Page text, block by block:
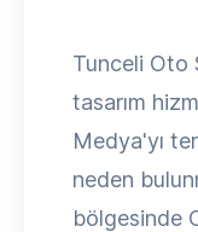
Tunceli Oto
tasarım
Medya'yı
neden
bölgesinde